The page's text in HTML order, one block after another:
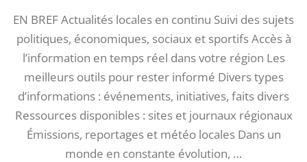
EN BREF Actualités locales en continu Suivi des sujets
politiques, économiques, sociaux et sportifs Accès à
l’information en temps réel dans votre région Les
meilleurs outils pour rester informé Divers types
d’informations : événements, initiatives, faits divers
Ressources disponibles : sites et journaux régionaux
Émissions, reportages et météo locales Dans un
monde en constante évolution, …